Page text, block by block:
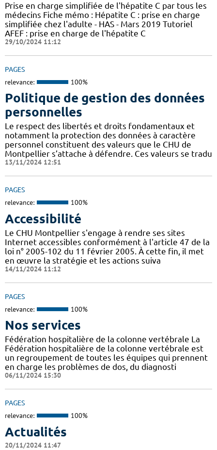
Prise en charge simplifiée de l'hépatite C par tous les
médecins Fiche mémo : Hépatite C : prise en charge
simplifiée chez l'adulte - HAS - Mars 2019 Tutoriel
AFEF : prise en charge de l'hépatite C
29/10/2024 11:12
PAGES
relevance: 100%
Politique de gestion des données
personnelles
Le respect des libertés et droits fondamentaux et
notamment la protection des données à caractère
personnel constituent des valeurs que le CHU de
Montpellier s’attache à défendre. Ces valeurs se tradu
13/11/2024 12:51
PAGES
relevance: 100%
Accessibilité
Le CHU Montpellier s'engage à rendre ses sites
Internet accessibles conformément à l'article 47 de la
loi n° 2005-102 du 11 février 2005. À cette fin, il met
en œuvre la stratégie et les actions suiva
14/11/2024 11:12
PAGES
relevance: 100%
Nos services
Fédération hospitalière de la colonne vertébrale La
Fédération hospitalière de la colonne vertébrale est
un regroupement de toutes les équipes qui prennent
en charge les problèmes de dos, du diagnosti
06/11/2024 15:30
PAGES
relevance: 100%
Actualités
20/11/2024 11:47